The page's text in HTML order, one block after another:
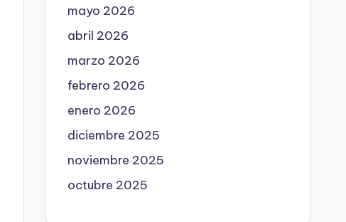
mayo 2026
abril 2026
marzo 2026
febrero 2026
enero 2026
diciembre 2025
noviembre 2025
octubre 2025